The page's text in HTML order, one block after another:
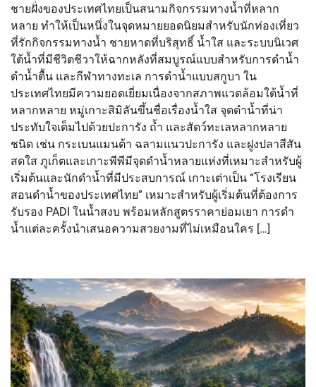
ชายฝั่งของประเทศไทยเป็นสนามกิจกรรมทางน้ำที่หลาก
หลาย ทำให้เป็นหนึ่งในจุดหมายยอดนิยมสำหรับนักท่องเที่ยว
ที่รักกิจกรรมทางน้ำ ชายหาดที่บริสุทธิ์ น้ำใส และระบบนิเวศ
ใต้น้ำที่มีชีวิตชีวาให้ฉากหลังที่สมบูรณ์แบบสำหรับการดำน้ำ
ดำน้ำตื้น และกีฬาทางทะเล การดำน้ำแบบสกูบา ใน
ประเทศไทยมีความยอดเยี่ยมเนื่องจากสภาพแวดล้อมใต้น้ำที่
หลากหลาย หมู่เกาะสิมิลันขึ้นชื่อเรื่องน้ำใส จุดดำน้ำที่น่า
ประทับใจเต็มไปด้วยปะการัง ถ้ำ และสัตว์ทะเลหลากหลาย
ชนิด เช่น กระเบนแมนต้า ฉลามแนวปะการัง และฝูงปลาสีสัน
สดใส ภูเก็ตและเกาะพีพีมีจุดดำน้ำหลายแห่งที่เหมาะสำหรับผู้
เริ่มต้นและนักดำน้ำที่มีประสบการณ์ เกาะเต่าเป็น “โรงเรียน
สอนดำน้ำของประเทศไทย” เหมาะสำหรับผู้เริ่มต้นที่ต้องการ
รับรอง PADI ในน้ำสงบ พร้อมหลักสูตรราคาย่อมเยา การดำ
น้ำแต่ละครั้งนำเสนอความสวยงามที่ไม่เหมือนใคร […]